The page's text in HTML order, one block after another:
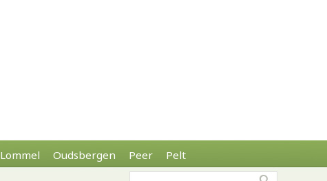
Lommel Oudsbergen Peer Pelt